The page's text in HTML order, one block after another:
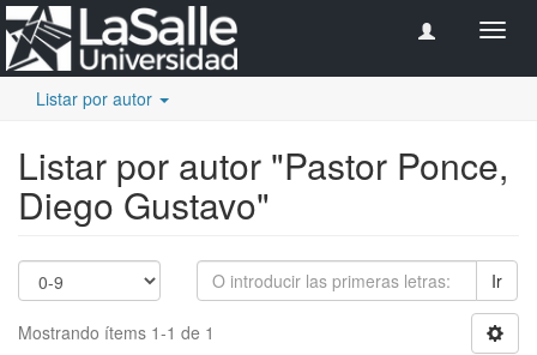
Listar por autor
Listar por autor "Pastor Ponce,
Diego Gustavo"
Ir
Mostrando ítems 1-1 de 1